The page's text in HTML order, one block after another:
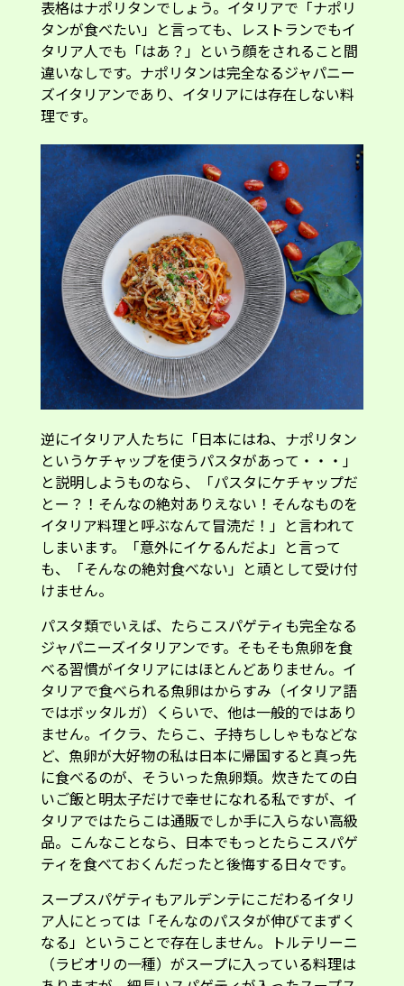
表格はナポリタンでしょう。イタリアで「ナポリ
タンが食べたい」と言っても、レストランでもイ
タリア人でも「はあ？」という顔をされること間
違いなしです。ナポリタンは完全なるジャパニー
ズイタリアンであり、イタリアには存在しない料
理です。
逆にイタリア人たちに「日本にはね、ナポリタン
というケチャップを使うパスタがあって・・・」
と説明しようものなら、「パスタにケチャップだ
とー？！そんなの絶対ありえない！そんなものを
イタリア料理と呼ぶなんて冒涜だ！」と言われて
しまいます。「意外にイケるんだよ」と言って
も、「そんなの絶対食べない」と頑として受け付
けません。
パスタ類でいえば、たらこスパゲティも完全なる
ジャパニーズイタリアンです。そもそも魚卵を食
べる習慣がイタリアにはほとんどありません。イ
タリアで食べられる魚卵はからすみ（イタリア語
ではボッタルガ）くらいで、他は一般的ではあり
ません。イクラ、たらこ、子持ちししゃもなどな
ど、魚卵が大好物の私は日本に帰国すると真っ先
に食べるのが、そういった魚卵類。炊きたての白
いご飯と明太子だけで幸せになれる私ですが、イ
タリアではたらこは通販でしか手に入らない高級
品。こんなことなら、日本でもっとたらこスパゲ
ティを食べておくんだったと後悔する日々です。
スープスパゲティもアルデンテにこだわるイタリ
ア人にとっては「そんなのパスタが伸びてまずく
なる」ということで存在しません。トルテリーニ
（ラビオリの一種）がスープに入っている料理は